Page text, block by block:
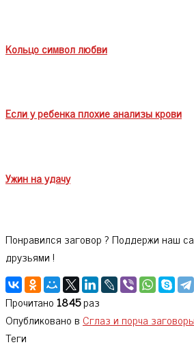
Кольцо символ любви
Если у ребенка плохие анализы крови
Ужин на удачу
Понравился заговор ? Поддержи наш
друзьями !
Прочитано1845раз
Опубликовано в Сглаз и порча
Теги